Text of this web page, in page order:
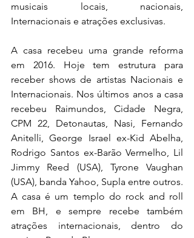
musicais locais, nacionais,
Internacionais e atrações exclusivas.
A casa recebeu uma grande reforma
em 2016. Hoje tem estrutura para
receber shows de artistas Nacionais e
Internacionais. Nos últimos anos a casa
recebeu Raimundos, Cidade Negra,
CPM 22, Detonautas, Nasi, Fernando
Anitelli, George Israel ex-Kid Abelha,
Rodrigo Santos ex-Barão Vermelho, Lil
Jimmy Reed (USA), Tyrone Vaughan
(USA), banda Yahoo, Supla entre outros.
A casa é um templo do rock and roll
em BH, e sempre recebe também
atrações internacionais, dentro do